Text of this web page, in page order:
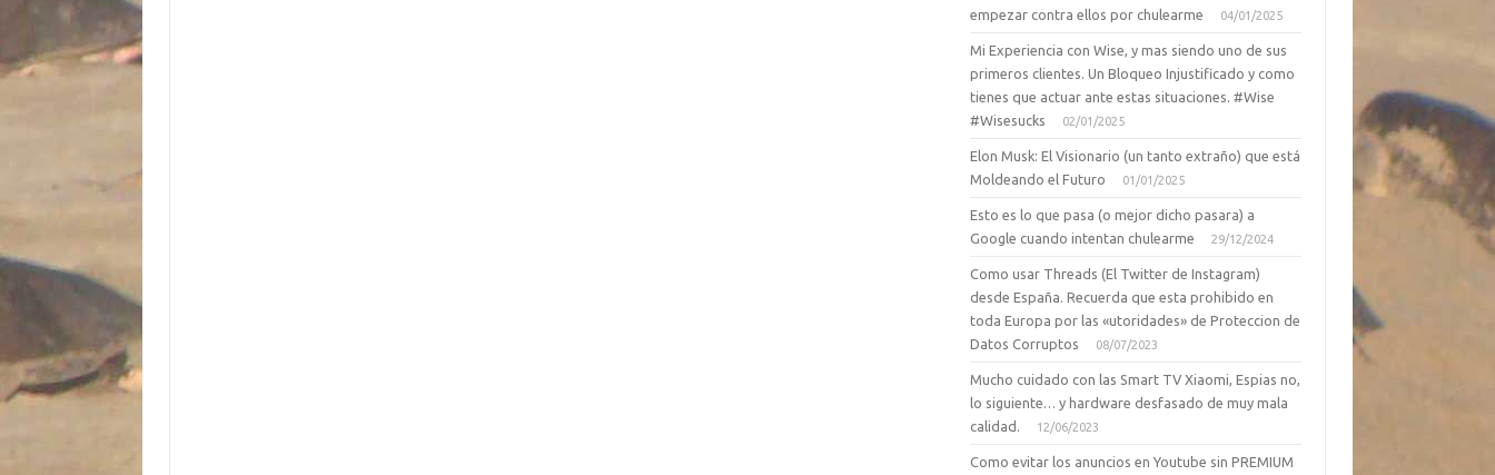
empezar contra ellos por chulearme
04/01/2025
Mi Experiencia con Wise, y mas siendo uno de sus
primeros clientes. Un Bloqueo Injustificado y como
tienes que actuar ante estas situaciones. #Wise
#Wisesucks
02/01/2025
Elon Musk: El Visionario (un tanto extraño) que está
Moldeando el Futuro
01/01/2025
Esto es lo que pasa (o mejor dicho pasara) a
Google cuando intentan chulearme
29/12/2024
Como usar Threads (El Twitter de Instagram)
desde España. Recuerda que esta prohibido en
toda Europa por las «utoridades» de Proteccion de
Datos Corruptos
08/07/2023
Mucho cuidado con las Smart TV Xiaomi, Espias no,
lo siguiente… y hardware desfasado de muy mala
calidad.
12/06/2023
Como evitar los anuncios en Youtube sin PREMIUM